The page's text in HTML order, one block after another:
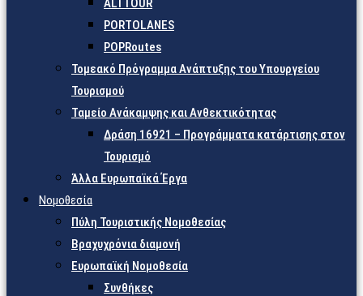
ALTTOUR
PORTOLANES
POPRoutes
Τομεακό Πρόγραμμα Ανάπτυξης του Υπουργείου
Τουρισμού
Ταμείο Ανάκαμψης και Ανθεκτικότητας
Δράση 16921 – Προγράμματα κατάρτισης στον
Τουρισμό
Άλλα Ευρωπαϊκά Έργα
Νομοθεσία
Πύλη Τουριστικής Νομοθεσίας
Βραχυχρόνια διαμονή
Ευρωπαϊκή Νομοθεσία
Συνθήκες